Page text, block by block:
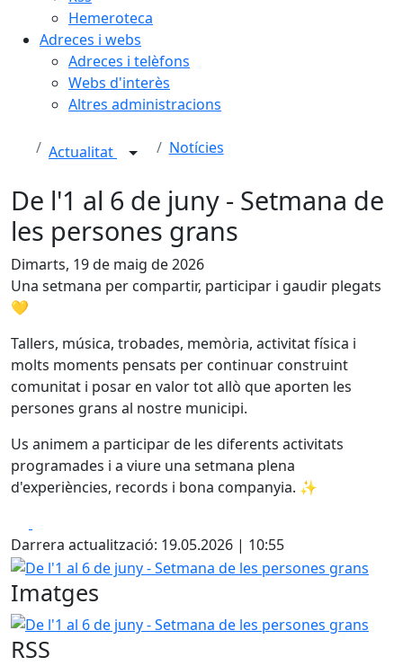
Hemeroteca
Adreces i webs
Adreces i telèfons
Webs d'interès
Altres administracions
Actualitat Notícies
De l'1 al 6 de juny - Setmana de
les persones grans
Dimarts, 19 de maig de 2026
Una setmana per compartir, participar i gaudir plegats
💛
Tallers, música, trobades, memòria, activitat física i
molts moments pensats per continuar construint
comunitat i posar en valor tot allò que aporten les
persones grans al nostre municipi.
Us animem a participar de les diferents activitats
programades i a viure una setmana plena
d'experiències, records i bona companyia. ✨
Darrera actualització: 19.05.2026 | 10:55
De l'1 al 6 de juny - Setmana de les persones grans
Imatges
De l'1 al 6 de juny - Setmana de les persones grans
RSS